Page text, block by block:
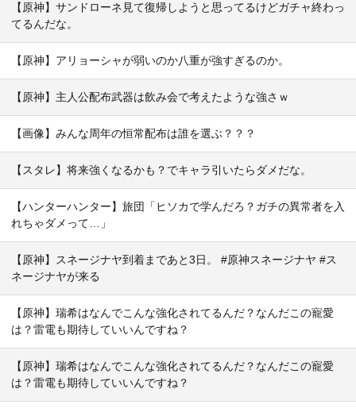
【原神】サンドローネ見て復帰しようと思ってるけどガチャ終わっ
てるんだな。
【原神】アリョーシャが弱いのか八重が強すぎるのか。
【原神】主人公配布武器は飲み会で考えたような強さｗ
【画像】みんな周年の恒常配布は誰を選ぶ？？？
【スタレ】将来強くなるかも？でキャラ引いたらダメだな。
【ハンターハンター】旅団「ヒソカで学んだろ？ガチの異常者を入
れちゃダメって…」
【原神】スネージナヤ到着まであと3日。 #原神スネージナヤ #ス
ネージナヤが来る
【原神】瑞希はなんでこんな強化されてるんだ？なんだこの寵愛
は？雷電も期待していいんですね？
【原神】瑞希はなんでこんな強化されてるんだ？なんだこの寵愛
は？雷電も期待していいんですね？